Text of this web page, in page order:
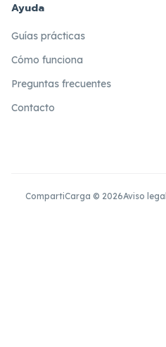
Ayuda
Guías prácticas
Cómo funciona
Preguntas frecuentes
Contacto
CompartiCarga © 2026Aviso legal